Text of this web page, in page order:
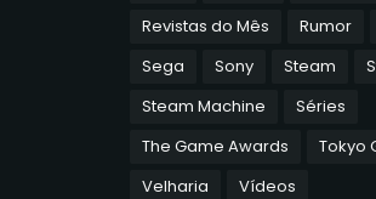
Revistas do Mês
Rumor
Sega
Sony Steam
Steam Machine
Séries
The Game Awards
Tokyo
Velharia
Vídeos